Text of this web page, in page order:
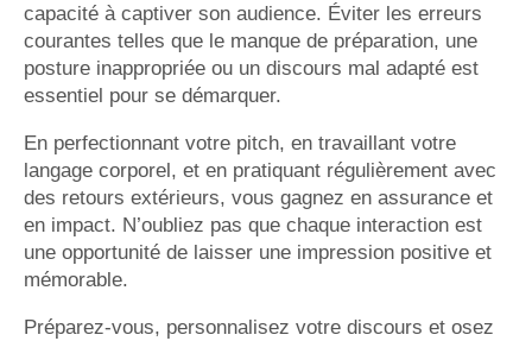
capacité à captiver son audience. Éviter les erreurs
courantes telles que le manque de préparation, une
posture inappropriée ou un discours mal adapté est
essentiel pour se démarquer.
En perfectionnant votre pitch, en travaillant votre
langage corporel, et en pratiquant régulièrement avec
des retours extérieurs, vous gagnez en assurance et
en impact. N’oubliez pas que chaque interaction est
une opportunité de laisser une impression positive et
mémorable.
Préparez-vous, personnalisez votre discours et osez